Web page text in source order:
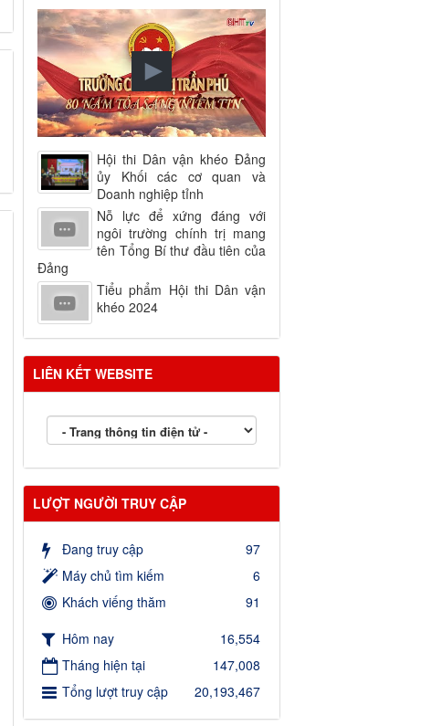
Hội thi Dân vận khéo Đảng
ủy Khối các cơ quan và
Doanh nghiệp tỉnh
Nỗ lực để xứng đáng với
ngôi trường chính trị mang
tên Tổng Bí thư đầu tiên của
Đảng
Tiểu phẩm Hội thi Dân vận
khéo 2024
LIÊN KẾT WEBSITE
LƯỢT NGƯỜI TRUY CẬP
Đang truy cập
97
Máy chủ tìm kiếm
6
Khách viếng thăm
91
Hôm nay
16,554
Tháng hiện tại
147,008
Tổng lượt truy cập
20,193,467